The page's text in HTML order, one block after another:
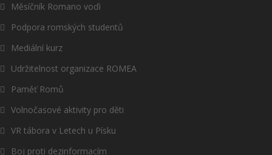
Měsíčník Romano voďi
Podpora romských studentů
Mediální kurz
Udržitelnost organizace ROMEA
Paměť Romů
Volnočasové aktivity pro děti
VR tábora v Letech u Písku
Boj proti dezinformacím